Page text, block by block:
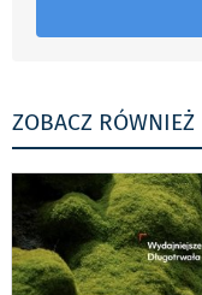
ZOBACZ